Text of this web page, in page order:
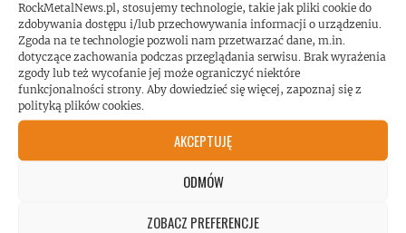
RockMetalNews.pl, stosujemy technologie, takie jak pliki cookie do
zdobywania dostępu i/lub przechowywania informacji o urządzeniu.
Zgoda na te technologie pozwoli nam przetwarzać dane, m.in.
dotyczące zachowania podczas przeglądania serwisu. Brak wyrażenia
zgody lub też wycofanie jej może ograniczyć niektóre
funkcjonalności strony. Aby dowiedzieć się więcej, zapoznaj się z
polityką plików cookies.
AKCEPTUJĘ
ODMÓW
ZOBACZ PREFERENCJE
ROCKMETALNEWS TV